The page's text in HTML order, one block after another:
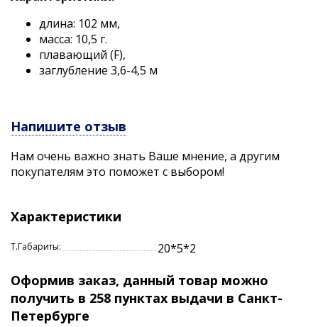
длина: 102 мм,
масса: 10,5 г.
плавающий (F),
заглубление 3,6-4,5 м
Напишите отзыв
Нам очень важно знать Ваше мнение, а другим
покупателям это поможет с выбором!
Характеристики
Т.Габариты: 20*5*2
Оформив заказ, данный товар можно
получить в 258 пунктах выдачи в Санкт-
Петербурге